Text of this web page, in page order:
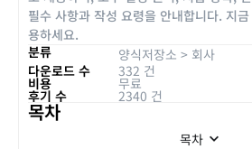
필수 사항과 작성 요령을 안내합니다. 지
용하세요.
분류
양식저장소 > 회사
다운로드 수
332 건
비용 무료
후기 수 2340 건
목차
목차